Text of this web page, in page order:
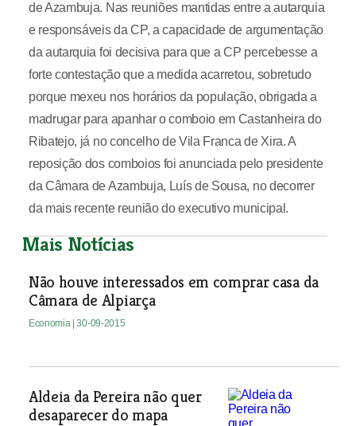
de Azambuja. Nas reuniões mantidas entre a autarquia
e responsáveis da CP, a capacidade de argumentação
da autarquia foi decisiva para que a CP percebesse a
forte contestação que a medida acarretou, sobretudo
porque mexeu nos horários da população, obrigada a
madrugar para apanhar o comboio em Castanheira do
Ribatejo, já no concelho de Vila Franca de Xira. A
reposição dos comboios foi anunciada pelo presidente
da Câmara de Azambuja, Luís de Sousa, no decorrer
da mais recente reunião do executivo municipal.
Mais Notícias
Não houve interessados em comprar casa da
Câmara de Alpiarça
Economia | 30-09-2015
Aldeia da Pereira não quer
desaparecer do mapa